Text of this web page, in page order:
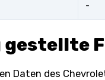
-
gestellte
Daten des